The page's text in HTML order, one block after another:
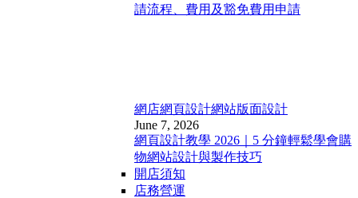
請流程、費用及豁免費用申請
網店網頁設計網站版面設計
June 7, 2026
網頁設計教學 2026｜5 分鐘輕鬆學會購
物網站設計與製作技巧
開店須知
店務營運